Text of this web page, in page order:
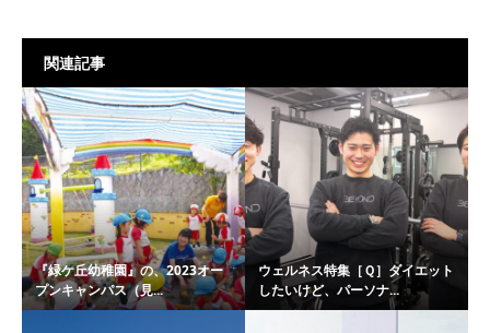
関連記事
『緑ケ丘幼稚園』の、2023オー
プンキャンパス（見...
ウェルネス特集［Ｑ］ダイエット
したいけど、パーソナ...